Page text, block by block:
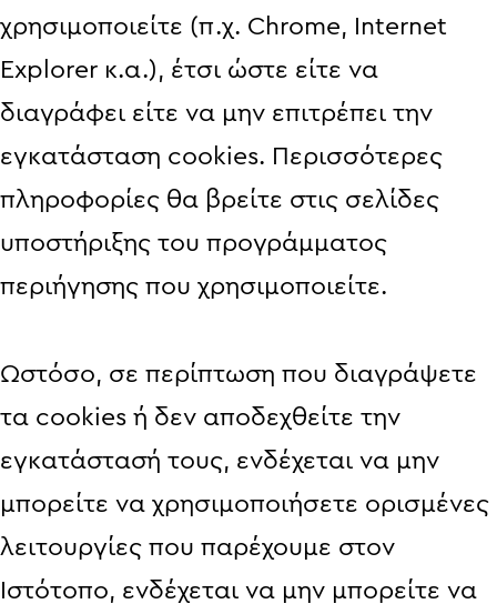
χρησιμοποιείτε (π.χ. Chrome, Internet
Explorer κ.α.), έτσι ώστε είτε να
διαγράφει είτε να μην επιτρέπει την
εγκατάσταση cookies. Περισσότερες
πληροφορίες θα βρείτε στις σελίδες
υποστήριξης του προγράμματος
περιήγησης που χρησιμοποιείτε.
Ωστόσο, σε περίπτωση που διαγράψετε
τα cookies ή δεν αποδεχθείτε την
εγκατάστασή τους, ενδέχεται να μην
μπορείτε να χρησιμοποιήσετε ορισμένες
λειτουργίες που παρέχουμε στον
Ιστότοπο, ενδέχεται να μην μπορείτε να